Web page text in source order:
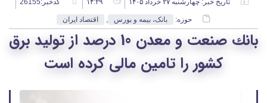
تاریخ خبر:چهارشنبه ۲۷ خرداد ۱۴۰۵ ۱۴:۲۹ کدخبر:26155
حوزه: بانک، بیمه و بورس , اقتصاد ایران
بانك صنعت و معدن 10 درصد از تولید برق
كشور را تامین مالی كرده است